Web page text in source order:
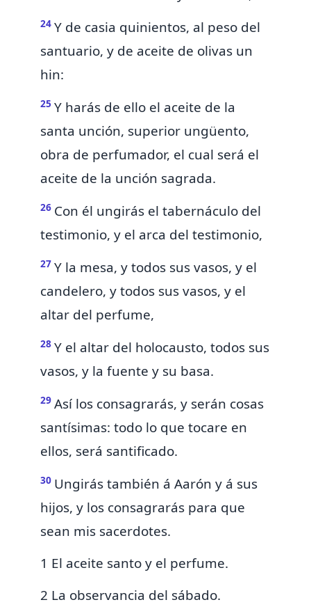
24 Y de casia quinientos, al peso del
santuario, y de aceite de olivas un
hin:
25 Y harás de ello el aceite de la
santa unción, superior ungüento,
obra de perfumador, el cual será el
aceite de la unción sagrada.
26 Con él ungirás el tabernáculo del
testimonio, y el arca del testimonio,
27 Y la mesa, y todos sus vasos, y el
candelero, y todos sus vasos, y el
altar del perfume,
28 Y el altar del holocausto, todos sus
vasos, y la fuente y su basa.
29 Así los consagrarás, y serán cosas
santísimas: todo lo que tocare en
ellos, será santificado.
30 Ungirás también á Aarón y á sus
hijos, y los consagrarás para que
sean mis sacerdotes.
1 El aceite santo y el perfume.
2 La observancia del sábado.